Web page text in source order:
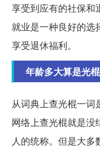
享受到应有的社保和
就业是一种良好的选
享受退休福利。
年龄多大算是光
从词典上查光棍一词
网络上查光棍就是没
人的统称。但是大